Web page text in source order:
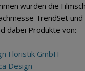
wurden die
TrendSet und
dabei Produkte von:
Floristik GmbH
Design